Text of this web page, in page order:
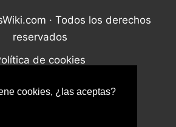
cookies, ¿las aceptas?
· Todos los derechos
reservados
de cookies